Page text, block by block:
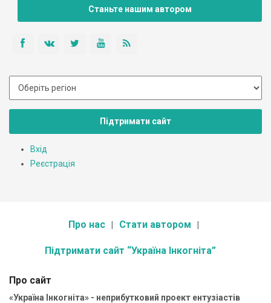
Станьте нашим автором
Підтримати сайт
Вхід
Реєстрація
Про нас Стати автором
Підтримати сайт “Україна Інкогніта”
Про сайт
«Україна Інкогніта» - неприбутковий проект ентузіастів